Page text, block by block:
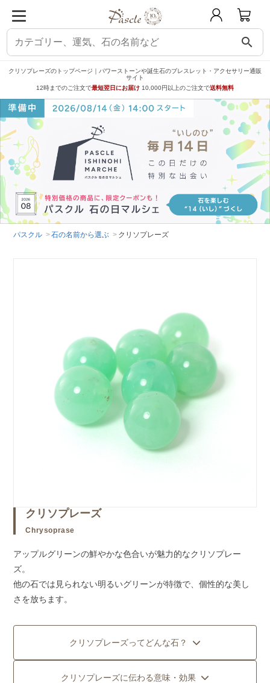
search
クリソプレーズのトップページ｜パワーストーンや誕生石のブレスレット・アクセサリー通販
サイト
12時までのご注文で最短翌日にお届け 10,000円以上のご注文で送料無料
パスクル 石の名前から選ぶ クリソプレーズ
クリソプレーズ
Chrysoprase
アップルグリーンの鮮やかな色合いが魅力的なクリソプレー
ズ。
他の石では見られない明るいグリーンが特徴で、個性的な美し
さを放ちます。
クリソプレーズってどんな石？
クリソプレーズに伝わる意味・効果